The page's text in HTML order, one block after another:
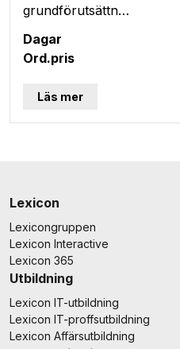
grundförutsättn…
Läs mer
Lexicon
Lexicongruppen
Lexicon Interactive
Lexicon 365
Utbildning
Lexicon IT-utbildning
Lexicon IT-proffsutbildning
Lexicon Affärsutbildning